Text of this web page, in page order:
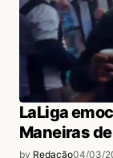
LaLiga
Maneiras
by Redação04/03/